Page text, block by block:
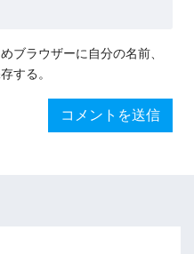
ブラウザーに自分の名前、
する。